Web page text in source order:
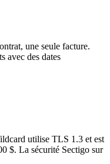
une seule facture.
avec des dates
utilise TLS 1.3 et est
$. La sécurité Sectigo sur